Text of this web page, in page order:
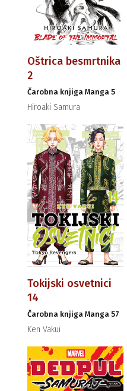
Oštrica besmrtnika
2
Čarobna knjiga Manga 5
Hiroaki Samura
Tokijski osvetnici
14
Čarobna knjiga Manga 57
Ken Vakui